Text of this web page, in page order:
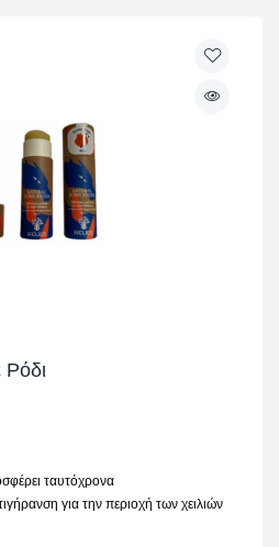
Ρόδι
ταυτόχρονα
για την περιοχή των χειλιών